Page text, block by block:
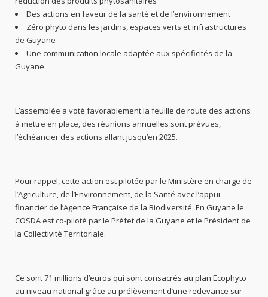
Des actions en faveur de la santé et de l’environnement
Zéro phyto dans les jardins, espaces verts et infrastructures
de Guyane
Une communication locale adaptée aux spécificités de la
Guyane
L’assemblée a voté favorablement la feuille de route des actions
à mettre en place, des réunions annuelles sont prévues,
l’échéancier des actions allant jusqu’en 2025.
Pour rappel, cette action est pilotée par le Ministère en charge de
l’Agriculture, de l’Environnement, de la Santé avec l’appui
financier de l’Agence Française de la Biodiversité. En Guyane le
COSDA est co-piloté par le Préfet de la Guyane et le Président de
la Collectivité Territoriale.
Ce sont 71 millions d’euros qui sont consacrés au plan Ecophyto
au niveau national grâce au prélèvement d’une redevance sur